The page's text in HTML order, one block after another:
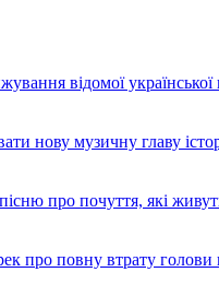
відомої української
нову музичну главу
про почуття, які
про повну втрату голови